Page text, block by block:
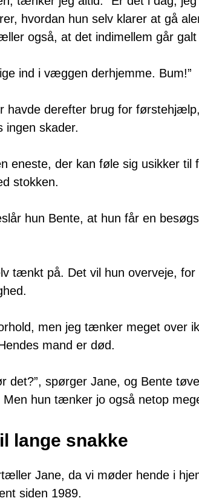
hvordan hun selv klarer at gå
også, at det indimellem går galt
ind i væggen derhjemme. Bum!”
havde derefter brug for
ingen skader.
eneste, der kan føle sig usikker til
stokken.
hun Bente, at hun får en
tænkt på. Det vil hun overveje,
men jeg tænker meget over
mand er død.
det?”, spørger Jane, og Bente
hun tænker jo også netop
lange snakke
Jane, da vi møder hende i
siden 1989.